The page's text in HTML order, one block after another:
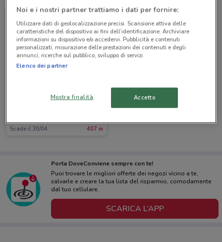
Scade il 30/04 407 m
Porta DoveConviene sempre con te!
Puoi trovare le migliori offerte dei negozi vicino a te,
salvarle e creare la tua lista del risparmio, comodamente
dal tuo cellulare.
SCARICA L’APP
Noi e i nostri partner trattiamo i dati per fornire:
Utilizzare dati di geolocalizzazione precisi. Scansione attiva delle
caratteristiche del dispositivo ai fini dell’identificazione. Archiviare
informazioni su dispositivo e/o accedervi. Pubblicità e contenuti
personalizzati, misurazione delle prestazioni dei contenuti e degli
annunci, ricerche sul pubblico, sviluppo di servizi.
Elenco dei partner
Mostra finalità Accetto